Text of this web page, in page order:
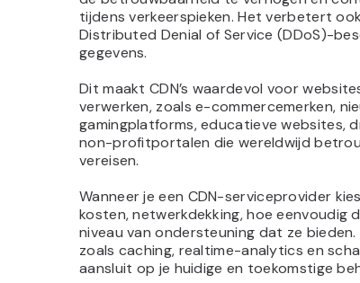
tijdens verkeerspieken. Het verbetert
Distributed Denial of Service (DDoS)-
gegevens.
Dit maakt CDN’s waardevol voor
verwerken, zoals e-commercemerken,
gamingplatforms, educatieve websites,
non-profitportalen die wereldwijd
vereisen.
Wanneer je een CDN-serviceprovider
kosten, netwerkdekking, hoe eenvoudig
niveau van ondersteuning dat ze
zoals caching, realtime-analytics en
aansluit op je huidige en toekomstige